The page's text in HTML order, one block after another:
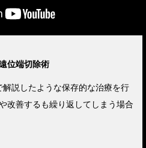
位端切除術
解説したような保存的な治療を行
改善するも繰り返してしまう場合